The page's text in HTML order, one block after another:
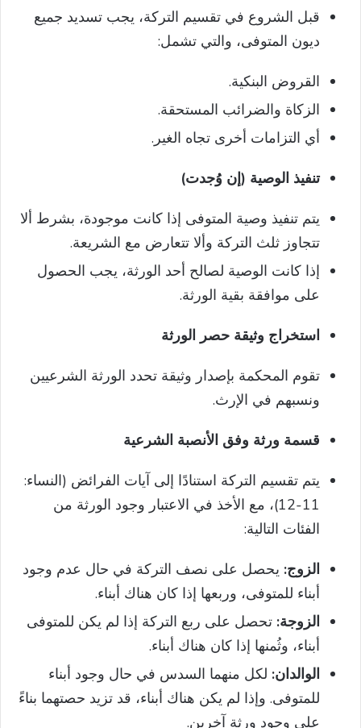
قبل الشروع في تقسيم التركة، يجب تسديد جميع
ديون المتوفى، والتي تشمل:
القروض البنكية.
الزكاة والضرائب المستحقة.
أي التزامات أخرى تجاه الغير.
تنفيذ الوصية (إن وُجدت)
يتم تنفيذ وصية المتوفى إذا كانت موجودة، بشرط ألا
تتجاوز ثلث التركة وألا تتعارض مع الشريعة.
إذا كانت الوصية لصالح أحد الورثة، يجب الحصول
على موافقة بقية الورثة.
استخراج وثيقة حصر الورثة
تقوم المحكمة بإصدار وثيقة تحدد الورثة الشرعيين
ونسبهم في الإرث.
قسمة ورثة وفق الأنصبة الشرعية
يتم تقسيم التركة استنادًا إلى آيات الفرائض (النساء:
11-12)، مع الأخذ في الاعتبار وجود الورثة من
الفئات التالية:
الزوج: يحصل على نصف التركة في حال عدم وجود
أبناء للمتوفى، وربعها إذا كان هناك أبناء.
الزوجة: تحصل على ربع التركة إذا لم يكن للمتوفى
أبناء، وثُمنها إذا كان هناك أبناء.
الوالدان: لكل منهما السدس في حال وجود أبناء
للمتوفى. وإذا لم يكن هناك أبناء، قد تزيد حصتهما بناءً
على وجود ورثة آخرين.